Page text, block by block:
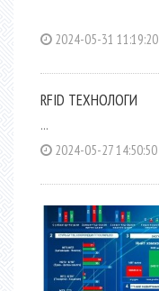
2024-05-31 11:19:20
RFID ТЕХНОЛОГИ
...
2024-05-27 14:50:50